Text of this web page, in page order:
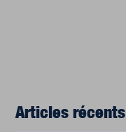
Articles récents